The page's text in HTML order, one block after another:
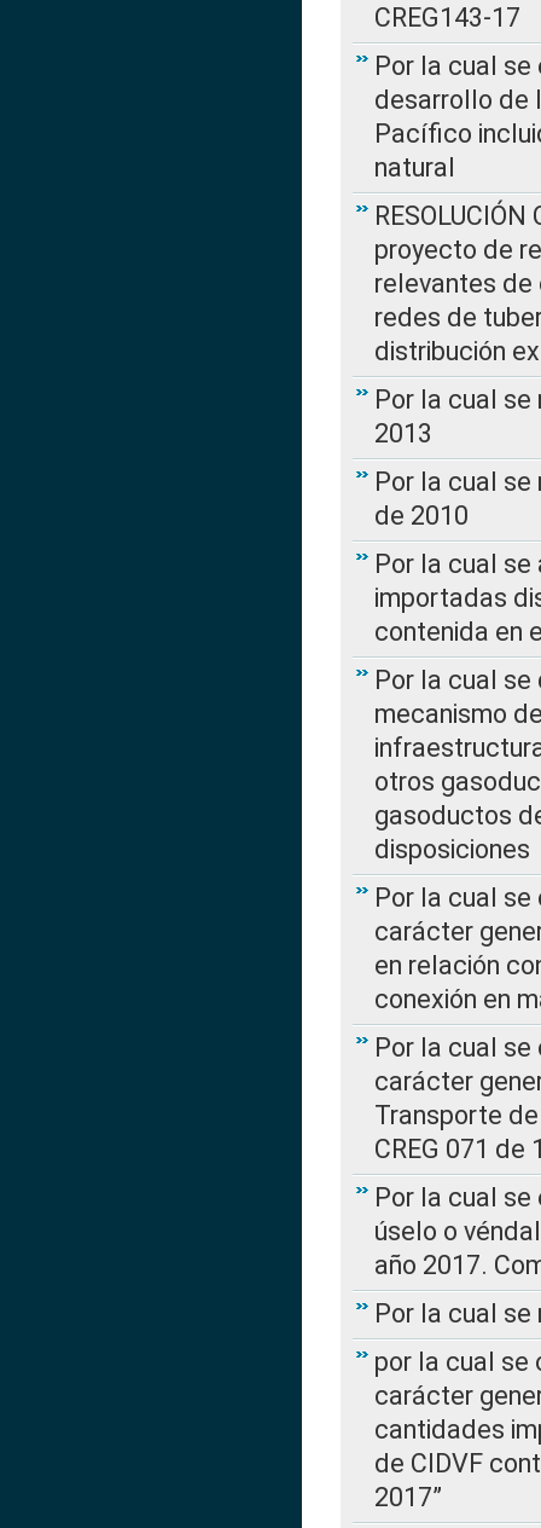
CREG143-17
Por la cual
desarrollo de
Pacífico
natural
proyecto de
relevantes de
redes de
distribución
Por la cual se
2013
Por la cual se
de 2010
Por la cual
importadas
contenida en
Por la cual se
mecanismo
otros
gasoductos
disposiciones
Por la cual
carácter
en relación
conexión en
Por la cual
carácter
Transporte
CREG 071 de
Por la cual
úselo o
año 2017.
Por la cual se
por la cual se
carácter
cantidades
de CIDVF
2017”